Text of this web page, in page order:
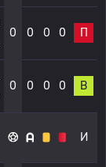
0 0 0 0 П
0 0 0 0 В
И